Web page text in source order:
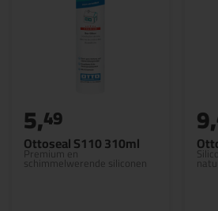
Ottoseal S110 310ml
Premium en
schimmelwerende siliconen
5,49 9,